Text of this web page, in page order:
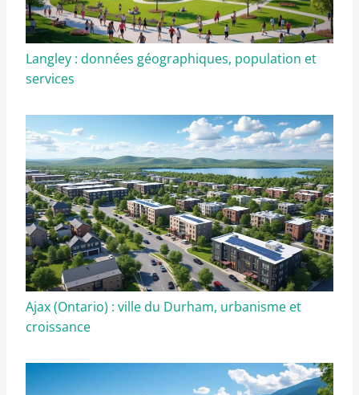
Langley : données géographiques, population et
services
Ajax (Ontario) : ville du Durham, urbanisme et
croissance